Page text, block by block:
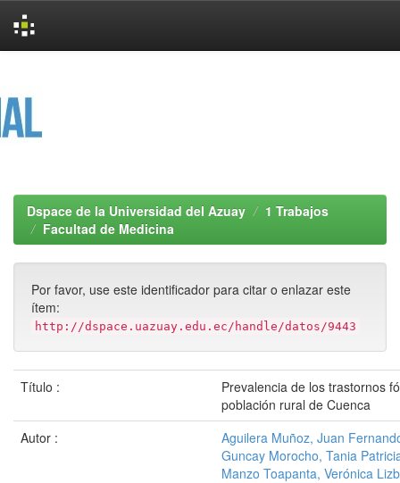
Dspace de la Universidad del Azuay
1 Trabajos
Facultad de Medicina
Por favor, use este identificador para citar o enlazar este
ítem:
http://dspace.uazuay.edu.ec/handle/datos/9443
Título :
Prevalencia de los trastornos
población rural de Cuenca
Autor :
Aguilera Muñoz, Juan
Guncay Morocho, Tania
Manzo Toapanta, Verónica